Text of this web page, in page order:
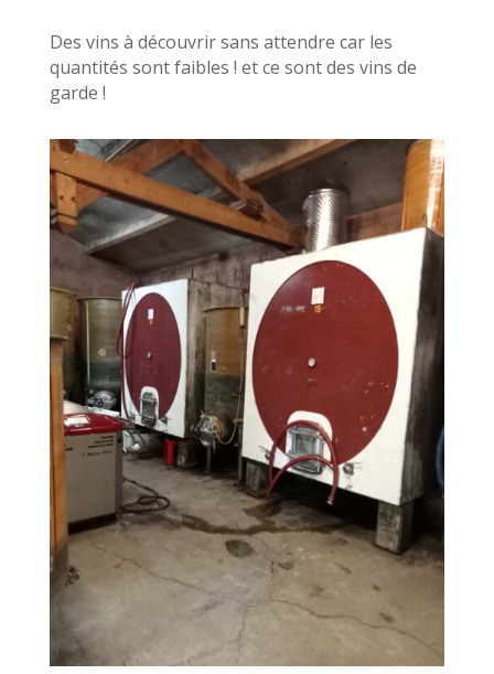
Des vins à découvrir sans attendre car les
quantités sont faibles ! et ce sont des vins de
garde !